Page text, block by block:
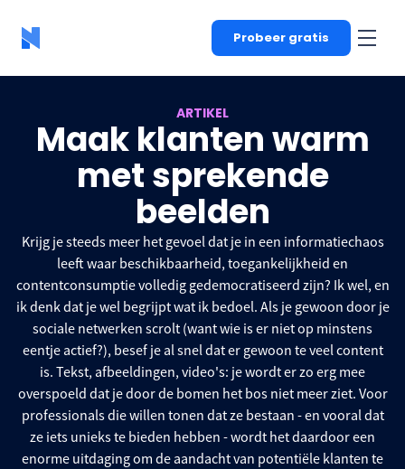
Probeer gratis
ARTIKEL
Maak klanten warm
met sprekende
beelden
Krijg je steeds meer het gevoel dat je in een informatiechaos
leeft waar beschikbaarheid, toegankelijkheid en
contentconsumptie volledig gedemocratiseerd zijn? Ik wel, en
ik denk dat je wel begrijpt wat ik bedoel. Als je gewoon door je
sociale netwerken scrolt (want wie is er niet op minstens
eentje actief?), besef je al snel dat er gewoon te veel content
is. Tekst, afbeeldingen, video's: je wordt er zo erg mee
overspoeld dat je door de bomen het bos niet meer ziet. Voor
professionals die willen tonen dat ze bestaan - en vooral dat
ze iets unieks te bieden hebben - wordt het daardoor een
enorme uitdaging om de aandacht van potentiële klanten te